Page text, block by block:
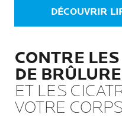
DÉCOUVRIR
CONTRE
DE BRÛLURE
ET LES
VOTRE CORPS